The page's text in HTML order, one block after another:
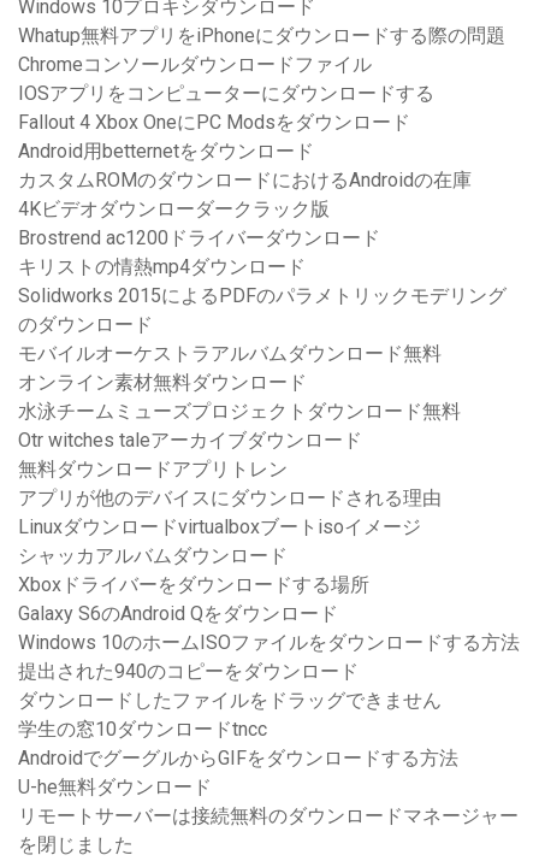
Windows 10プロキシダウンロード
Whatup無料アプリをiPhoneにダウンロードする際の問題
Chromeコンソールダウンロードファイル
IOSアプリをコンピューターにダウンロードする
Fallout 4 Xbox OneにPC Modsをダウンロード
Android用betternetをダウンロード
カスタムROMのダウンロードにおけるAndroidの在庫
4Kビデオダウンローダークラック版
Brostrend ac1200ドライバーダウンロード
キリストの情熱mp4ダウンロード
Solidworks 2015によるPDFのパラメトリックモデリング
のダウンロード
モバイルオーケストラアルバムダウンロード無料
オンライン素材無料ダウンロード
水泳チームミューズプロジェクトダウンロード無料
Otr witches taleアーカイブダウンロード
無料ダウンロードアプリトレン
アプリが他のデバイスにダウンロードされる理由
Linuxダウンロードvirtualboxブートisoイメージ
シャッカアルバムダウンロード
Xboxドライバーをダウンロードする場所
Galaxy S6のAndroid Qをダウンロード
Windows 10のホームISOファイルをダウンロードする方法
提出された940のコピーをダウンロード
ダウンロードしたファイルをドラッグできません
学生の窓10ダウンロードtncc
AndroidでグーグルからGIFをダウンロードする方法
U-he無料ダウンロード
リモートサーバーは接続無料のダウンロードマネージャー
を閉じました